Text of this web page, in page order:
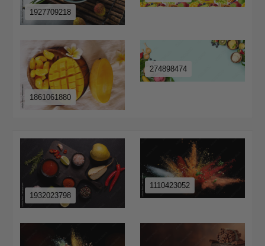
1927709218
1861061880
274898474
1932023798
1110423052